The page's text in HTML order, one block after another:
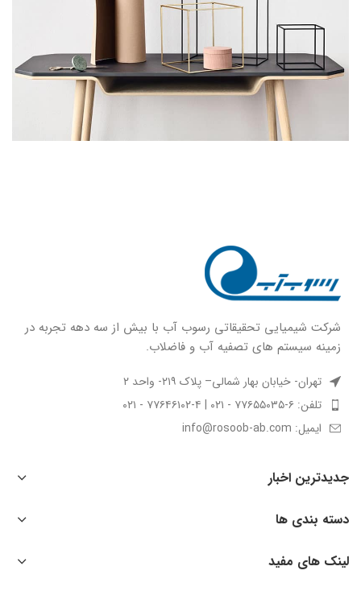
شركت شيميايى تحقیقاتی رسوب آب با بيش از سه دهه تجربه در
زمينه سيستم هاى تصفيه آب و فاضلاب.
تهران- خیابان بهار شمالی– پلاک ۲۱۹- واحد ۲
تلفن: ۶-۷۷۶۵۵۰۳۵ - ۰۲۱ | ۴-۷۷۶۴۶۱۰۲ - ۰۲۱
ایمیل: info@rosoob-ab.com
جدیدترین اخبار
دسته بندی ها
لینک های مفید